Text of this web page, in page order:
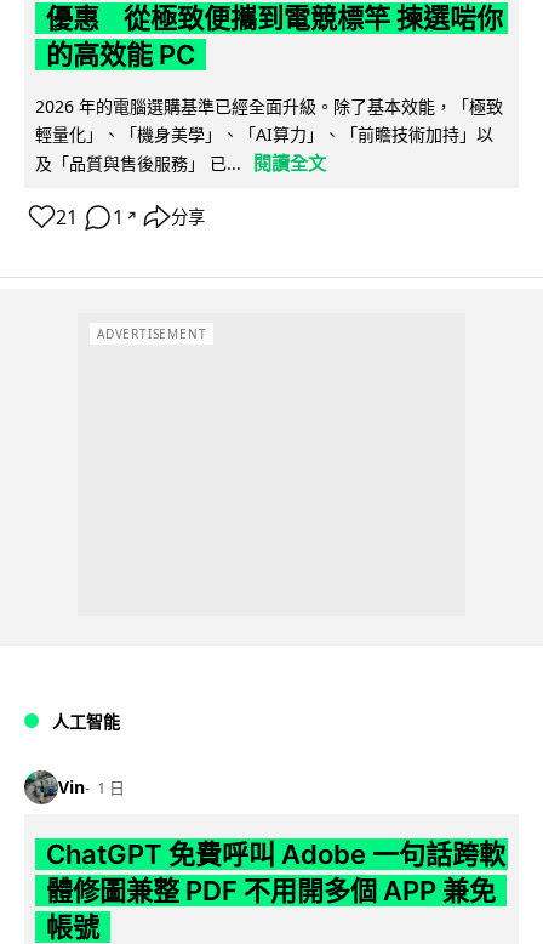
優惠 從極致便攜到電競標竿 揀選啱你
的高效能 PC
2026 年的電腦選購基準已經全面升級。除了基本效能，「極致
輕量化」、「機身美學」、「AI算力」、「前瞻技術加持」以
及「品質與售後服務」 已...
閱讀全文
21 1 ↗ 分享
ADVERTISEMENT
人工智能
Vin 1 日
ChatGPT 免費呼叫 Adobe 一句話跨軟
體修圖兼整 PDF 不用開多個 APP 兼免
帳號